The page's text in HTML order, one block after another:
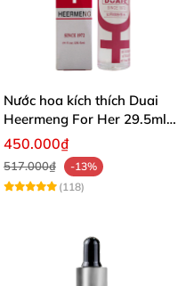
Nước hoa kích thích Duai
Heermeng For Her 29.5ml
Hương thơm quyến rũ
450.000₫
517.000₫
-13%
(118)